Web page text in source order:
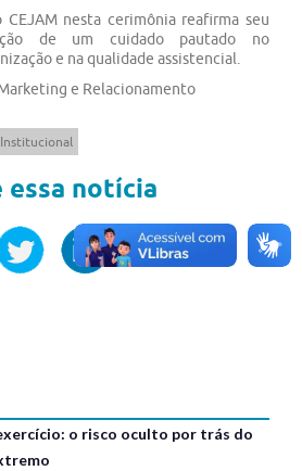
nesta cerimônia reafirma seu
de um cuidado pautado no
e na qualidade assistencial.
e Relacionamento
Institucional
notícia
o risco oculto por trás do